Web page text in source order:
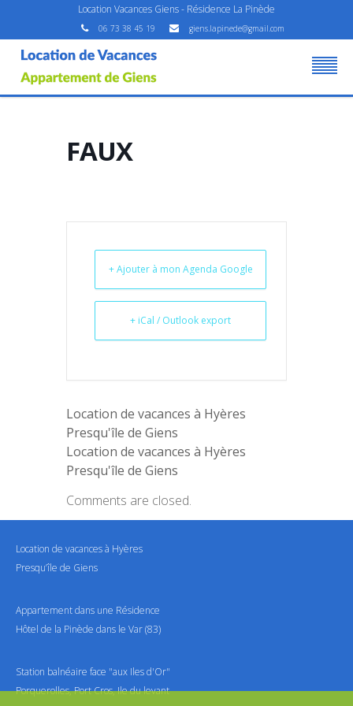
Location Vacances Giens - Résidence La Pinède
06 73 38 45 19 giens.lapinede@gmail.com
FAUX
+ Ajouter à mon Agenda Google
+ iCal / Outlook export
Location de vacances à Hyères
Presqu'île de Giens
Location de vacances à Hyères
Presqu'île de Giens
Comments are closed.
Location de vacances à Hyères
Presqu’île de Giens
Appartement dans une Résidence
Hôtel de la Pinède dans le Var (83)
Station balnéaire face "aux Iles d'Or"
Porquerolles, Port Cros, Ile du levant